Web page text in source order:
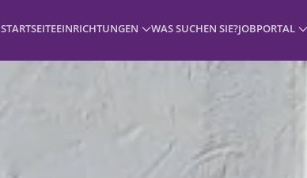
STARTSEITEEINRICHTUNGEN WAS SUCHEN SIE?JOBPORTAL